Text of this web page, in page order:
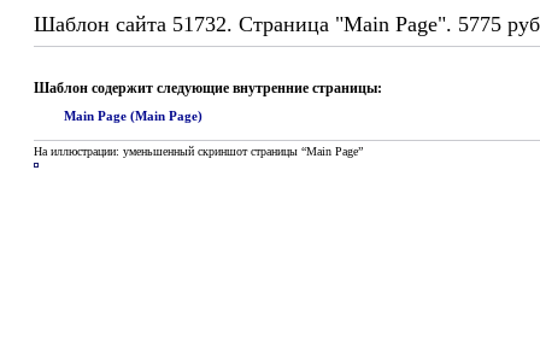
Шаблон сайта 51732. Страница "Main Page". 5775
Шаблон содержит следующие внутренние страницы:
Main Page (Main Page)
На иллюстрации: уменьшенный скриншот страницы “Main Page”